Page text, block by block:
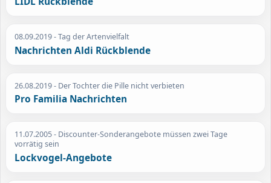
08.09.2019- Tag der Artenvielfalt
Nachrichten Aldi Rückblende
26.08.2019- Der Tochter die Pille nicht verbieten
Pro Familia Nachrichten
11.07.2005- Discounter-Sonderangebote müssen zwei Tage
vorrätig sein
Lockvogel-Angebote